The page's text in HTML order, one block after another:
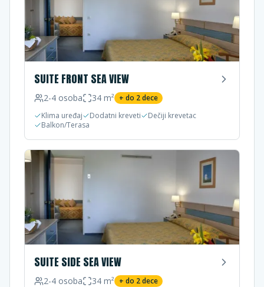
SUITE FRONT SEA VIEW
2-4 osoba 34 m² + do 2dece
Klima uređaj
Dodatni kreveti
Dečiji krevetac
Balkon/Terasa
SUITE SIDE SEA VIEW
2-4 osoba 34 m² + do 2dece